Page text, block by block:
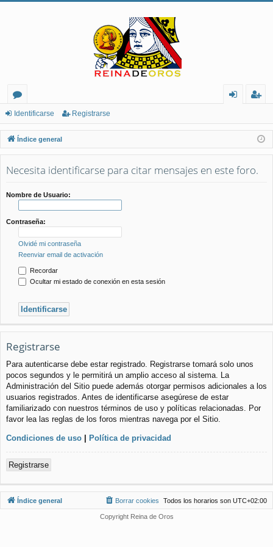
or
os
nt
ifi
ca
ist
ra
rs
Identificarse Registrarse
Índice general
Necesita identificarse para citar mensajes en este foro.
Nombre de Usuario:
Contraseña:
Olvidé mi contraseña
Reenviar email de activación
Recordar
Ocultar mi estado de conexión en esta sesión
Registrarse
Para autenticarse debe estar registrado. Registrarse tomará solo unos
pocos segundos y le permitirá un amplio acceso al sistema. La
Administración del Sitio puede además otorgar permisos adicionales a los
usuarios registrados. Antes de identificarse asegúrese de estar
familiarizado con nuestros términos de uso y políticas relacionadas. Por
favor lea las reglas de los foros mientras navega por el Sitio.
Condiciones de uso | Política de privacidad
Registrarse
Índice general Todos los horarios son UTC+02:00
Borrar cookies
Copyright Reina de Oros